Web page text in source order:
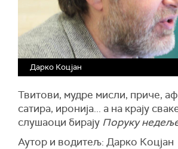
Дарко Коцјан
Твитови, мудре мисли, приче,
сатира, иронија... а на крају
слушаоци бирају Поруку
Аутор и водитељ: Дарко Коцјан